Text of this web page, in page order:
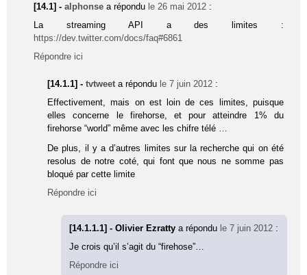
[14.1] -alphonse a répondu le 26 mai 2012 :
La streaming API a des limites :
https://dev.twitter.com/docs/faq#6861
Répondre ici
[14.1.1] -tvtweet a répondu le 7 juin 2012 :
Effectivement, mais on est loin de ces limites, puisque
elles concerne le firehorse, et pour atteindre 1% du
firehorse “world” même avec les chifre télé …
De plus, il y a d’autres limites sur la recherche qui on été
resolus de notre coté, qui font que nous ne somme pas
bloqué par cette limite
Répondre ici
[14.1.1.1] - Olivier Ezrattya répondu le 7 juin 2012 :
Je crois qu’il s’agit du “firehose”…
Répondre ici